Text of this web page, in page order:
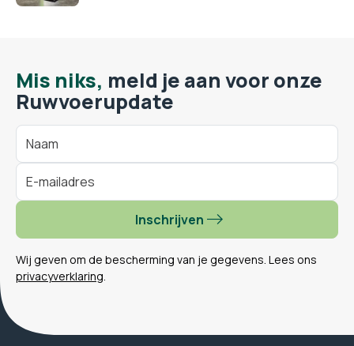
Mis niks, meld je aan voor onze
Ruwvoerupdate
Inschrijven
Wij geven om de bescherming van je gegevens. Lees ons
privacyverklaring.